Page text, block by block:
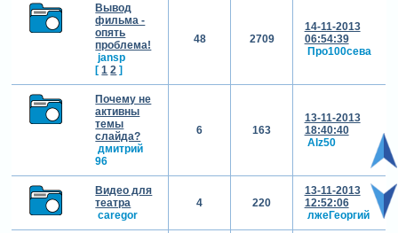
Вывод
фильма -
опять
проблема!
jansp
[ 1 2 ]
48 2709
14-11-2013
06:54:39
Про100сева
Почему не
активны
темы
слайда?
дмитрий
96
6 163
13-11-2013
18:40:40
Alz50
Видео для
театра
caregor
4 220
13-11-2013
12:52:06
лжеГеоргий